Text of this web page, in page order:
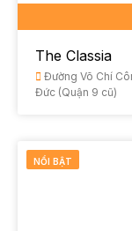
The Classia
Đường Võ Chí
Đức (Quận 9 cũ)
NỔI BẬT